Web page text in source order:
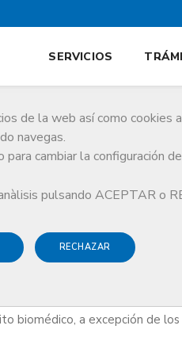
la web así como cookies
navegas.
para cambiar la configuración
pulsando ACEPTAR o
RECHAZAR
SERVICIOS
a excepción de